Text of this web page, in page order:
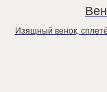
Изящный венок,
и